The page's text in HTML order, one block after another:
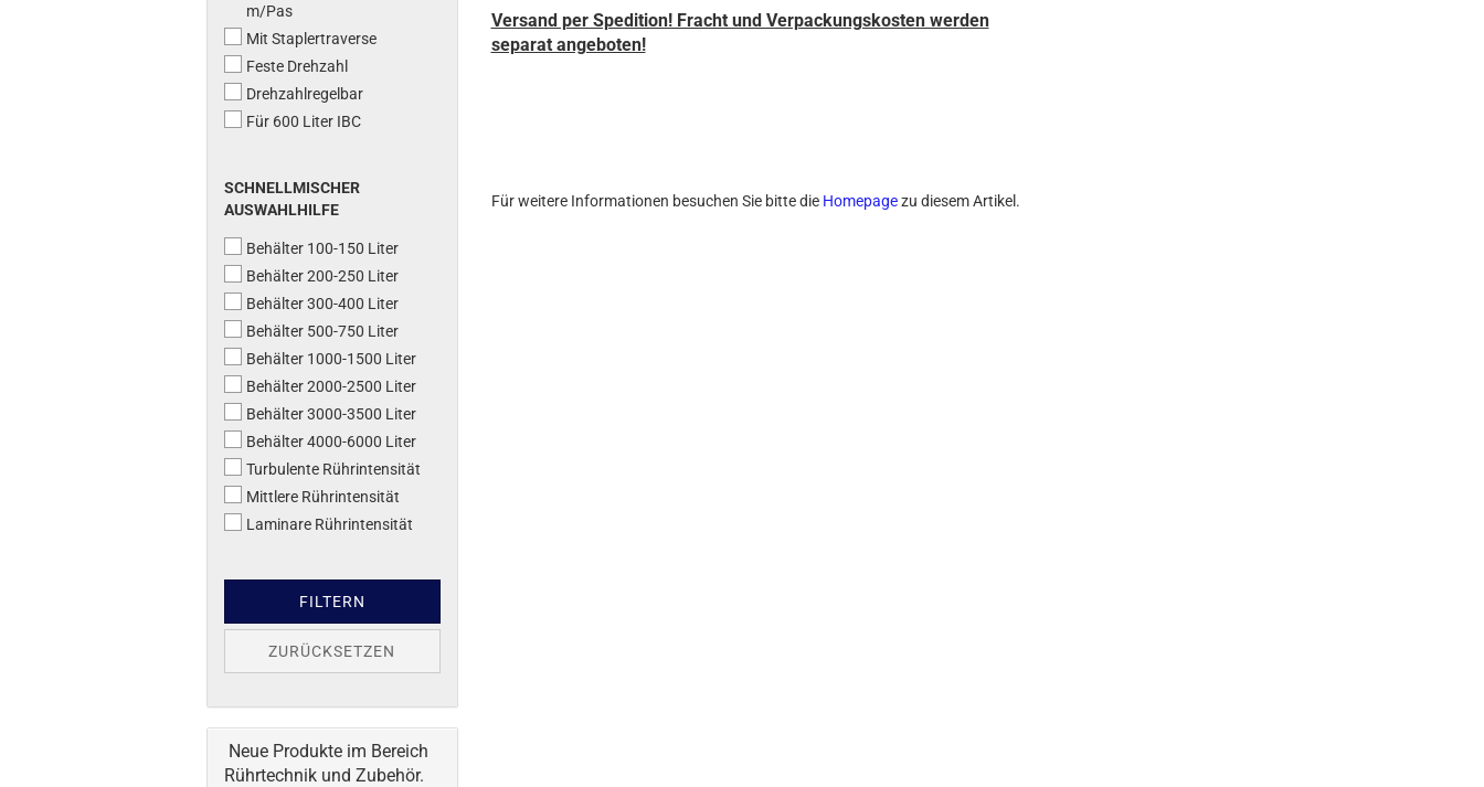
Versand per Spedition! Fracht und Verpackungskosten werden
separat angeboten!
Für weitere Informationen besuchen Sie bitte die Homepagezu diesem Artikel.
m/Pas
Mit Staplertraverse
Feste Drehzahl
Drehzahlregelbar
Für 600 Liter IBC
SCHNELLMISCHER
AUSWAHLHILFE
Behälter 100-150 Liter
Behälter 200-250 Liter
Behälter 300-400 Liter
Behälter 500-750 Liter
Behälter 1000-1500 Liter
Behälter 2000-2500 Liter
Behälter 3000-3500 Liter
Behälter 4000-6000 Liter
Turbulente Rührintensität
Mittlere Rührintensität
Laminare Rührintensität
FILTERN
ZURÜCKSETZEN
Neue Produkte im Bereich
Rührtechnik und Zubehör.